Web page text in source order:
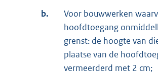
b.
Voor bouwwerken
hoofdtoegang
grenst: de hoogte van
plaatse van de
vermeerderd met 2 cm;